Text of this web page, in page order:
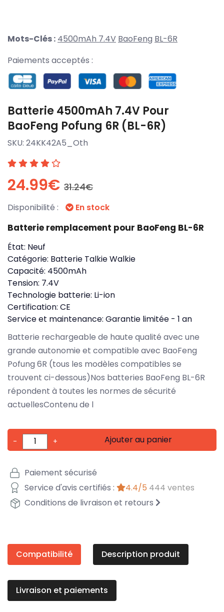
Mots-Clés : 4500mAh 7.4V BaoFeng BL-6R
Paiements acceptés :
Batterie 4500mAh 7.4V Pour
BaoFeng Pofung 6R (BL-6R)
SKU: 24KK42A5_Oth
24.99€ 31.24€
Disponibilité : En stock
Batterie remplacement pour BaoFeng BL-6R
État: Neuf
Catégorie: Batterie Talkie Walkie
Capacité: 4500mAh
Tension: 7.4V
Technologie batterie: Li-ion
Certification: CE
Service et maintenance: Garantie limitée - 1 an
Batterie rechargeable de haute qualité avec une
grande autonomie et compatible avec BaoFeng
Pofung 6R (tous les modèles compatibles se
trouvent ci-dessous)Nos batteries BaoFeng BL-6R
répondent à toutes les normes de sécurité
actuellesContenu de l
- + Ajouter au panier
Paiement sécurisé
Service d'avis certifiés :
4.4/5 444 ventes
Conditions de livraison et retours
Compatibilité Description produit
Livraison et paiements